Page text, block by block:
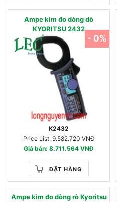
Ampe kìm đo dòng dò
KYORITSU 2432
K2432
Price List: 9.582.720 VNĐ
Giá bán: 8.711.564 VNĐ
ĐẶT HÀNG
- 0%
Ampe kìm đo dòng rò Kyoritsu